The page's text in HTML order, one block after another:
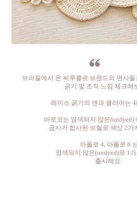
브라질에서 온 씨루클로 브랜드의 면사
굵기 및 조직 느낌 체크해
레이스 굵기의 앤과 클리아는
바로코는 염색되지 않은(undyed)
금사가 합사된 브릴로 색상 2가
아폴로 4, 아폴로 6
염색되지 않은(undyed)로 1
출시해요.